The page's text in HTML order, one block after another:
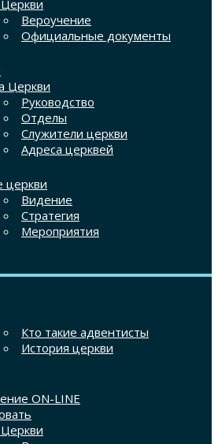
Вероучение
Официальные документы
Церкви
Руководство
Отделы
Служители церкви
Адреса церквей
церкви
Видение
Стратегия
Мероприятия
Кто такие адвентисты
История церкви
ON-LINE